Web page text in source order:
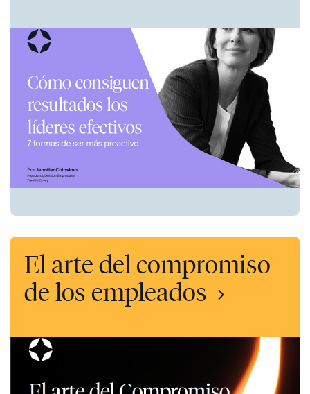
El arte del compromiso
de los empleados